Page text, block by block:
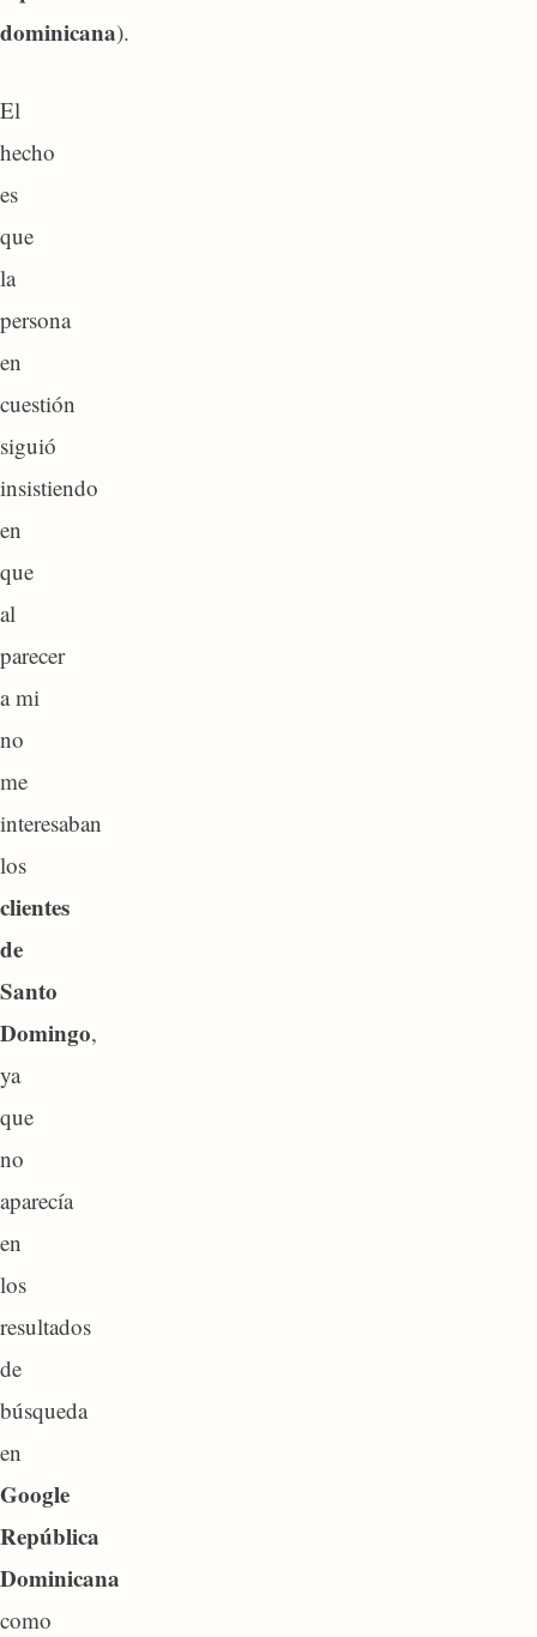
dominicana).
El
hecho
es
que
la
persona
en
cuestión
siguió
insistiendo
en
que
al
parecer
a mi
no
me
interesaban
los
clientes
de
Santo
Domingo,
ya
que
no
aparecía
en
los
resultados
de
búsqueda
en
Google
República
Dominicana
como